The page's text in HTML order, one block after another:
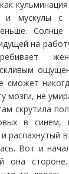
и мускулы с
Солнце
на
сможет
мозги, не
скрутила
в
распахнутый
Вот и
она